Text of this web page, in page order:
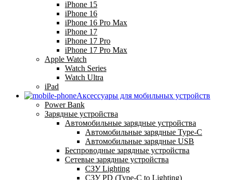
iPhone 15
iPhone 16
iPhone 16 Pro Max
iPhone 17
iPhone 17 Pro
iPhone 17 Pro Max
Apple Watch
Watch Series
Watch Ultra
iPad
Аксессуары для мобильных устройств
Power Bank
Зарядные устройства
Автомобильные зарядные устройства
Автомобильные зарядные Type-C
Автомобильные зарядные USB
Беспроводные зарядные устройства
Сетевые зарядные устройства
СЗУ Lighting
СЗУ PD (Type-C to Lighting)